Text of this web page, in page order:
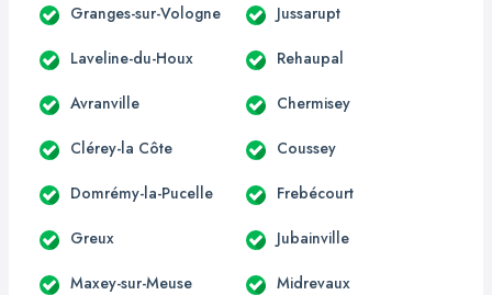
Granges-sur-Vologne Jussarupt
Laveline-du-Houx Rehaupal
Avranville Chermisey
Clérey-la Côte Coussey
Domrémy-la-Pucelle Frebécourt
Greux Jubainville
Maxey-sur-Meuse Midrevaux